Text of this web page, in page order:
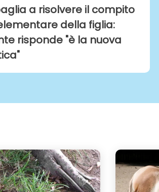
a risolvere il compito
della figlia:
risponde "è la nuova